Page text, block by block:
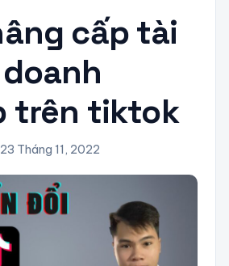
cấp tài
trên tiktok
Tháng 11, 2022